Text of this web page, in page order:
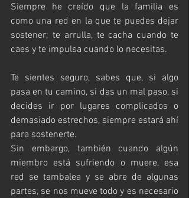
Siempre he creído que la familia es
como una red en la que te puedes dejar
sostener; te arrulla, te cacha cuando te
caes y te impulsa cuando lo necesitas.
Te sientes seguro, sabes que, si algo
pasa en tu camino, si das un mal paso, si
decides ir por lugares complicados o
demasiado estrechos, siempre estará ahí
para sostenerte.
Sin embargo, también cuando algún
miembro está sufriendo o muere, esa
red se tambalea y se abre de algunas
partes, se nos mueve todo y es necesario